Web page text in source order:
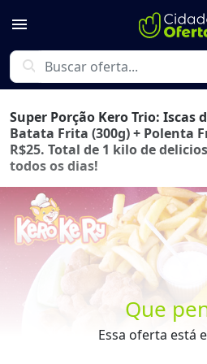
menu
search
Que
Essa oferta está
Super Porção Kero Trio: Iscas
Batata Frita (300g) + Polenta
R$25. Total de 1 kilo de
todos os dias!